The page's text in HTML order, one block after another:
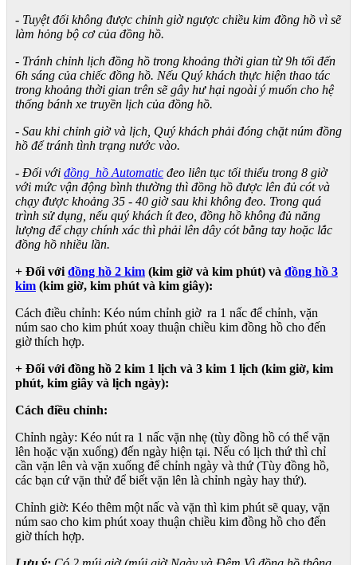
- Tuyệt đối không được chỉnh giờ ngược chiều kim đồng hồ vì sẽ
làm hỏng bộ cơ của đồng hồ.
- Tránh chỉnh lịch đồng hồ trong khoảng thời gian từ 9h tối đến
6h sáng của chiếc đồng hồ. Nếu Quý khách thực hiện thao tác
trong khoảng thời gian trên sẽ gây hư hại ngoài ý muốn cho hệ
thống bánh xe truyền lịch của đồng hồ.
- Sau khi chỉnh giờ và lịch, Quý khách phải đóng chặt núm đồng
hồ để tránh tình trạng nước vào.
- Đối với đồng hồ Automatic đeo liên tục tối thiểu trong 8 giờ
với mức vận động bình thường thì đồng hồ được lên đủ cót và
chạy được khoảng 35 - 40 giờ sau khi không đeo. Trong quá
trình sử dụng, nếu quý khách ít đeo, đồng hồ không đủ năng
lượng để chạy chính xác thì phải lên dây cót bằng tay hoặc lắc
đồng hồ nhiều lần.
+ Đối với đồng hồ 2 kim (kim giờ và kim phút) và đồng hồ 3
kim (kim giờ, kim phút và kim giây):
Cách điều chỉnh: Kéo núm chỉnh giờ ra 1 nấc để chỉnh, vặn
núm sao cho kim phút xoay thuận chiều kim đồng hồ cho đến
giờ thích hợp.
+ Đối với đồng hồ 2 kim 1 lịch và 3 kim 1 lịch (kim giờ, kim
phút, kim giây và lịch ngày):
Cách điều chỉnh:
Chỉnh ngày: Kéo nút ra 1 nấc vặn nhẹ (tùy đồng hồ có thể vặn
lên hoặc vặn xuống) đến ngày hiện tại. Nếu có lịch thứ thì chỉ
cần vặn lên và vặn xuống để chỉnh ngày và thứ (Tùy đồng hồ,
các bạn cứ vặn thử để biết vặn lên là chỉnh ngày hay thứ).
Chỉnh giờ: Kéo thêm một nấc và vặn thì kim phút sẽ quay, vặn
núm sao cho kim phút xoay thuận chiều kim đồng hồ cho đến
giờ thích hợp.